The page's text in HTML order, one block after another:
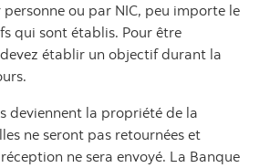
ou par NIC, peu importe le
qui sont établis. Pour être
établir un objectif durant la
deviennent la propriété de la
ne seront pas retournées et
ne sera envoyé. La Banque